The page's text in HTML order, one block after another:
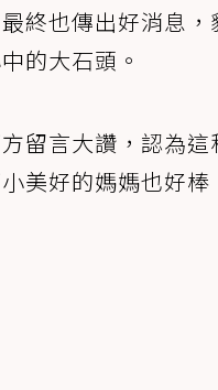
終也傳出好消息
的大石頭。
留言大讚，認為
美好的媽媽也好棒